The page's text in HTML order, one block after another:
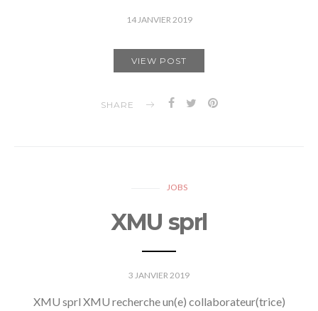
14 JANVIER 2019
VIEW POST
SHARE
JOBS
XMU sprl
3 JANVIER 2019
XMU sprl XMU recherche un(e) collaborateur(trice)